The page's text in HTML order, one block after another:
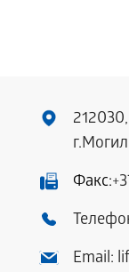
Факс:
Email: